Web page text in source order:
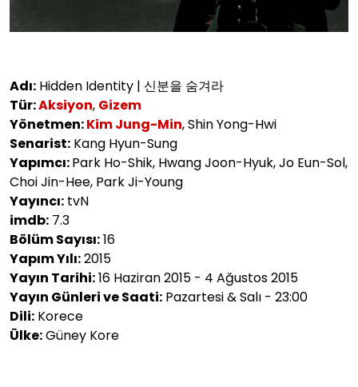
Adı: Hidden Identity | 신분을 숨겨라
Tür:Aksiyon, Gizem
Yönetmen:Kim Jung-Min, Shin Yong-Hwi
Senarist: Kang Hyun-Sung
Yapımcı:Park Ho-Shik, Hwang Joon-Hyuk, Jo Eun-Sol,
Choi Jin-Hee, Park Ji-Young
Yayıncı: tvN
imdb: 7.3
Bölüm Sayısı:16
Yapım Yılı:2015
Yayın Tarihi:16 Haziran 2015 - 4 Ağustos 2015
Yayın Günleri ve Saati: Pazartesi & Salı - 23:00
Dili: Korece
Ülke:Güney Kore